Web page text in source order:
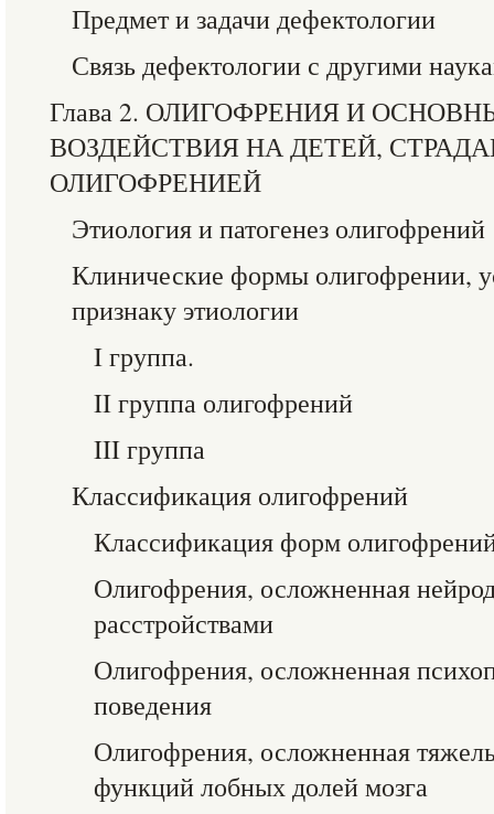
Предмет и задачи дефектологии
Связь дефектологии с другими
Глава 2. ОЛИГОФРЕНИЯ И
ВОЗДЕЙСТВИЯ НА ДЕТЕЙ,
ОЛИГОФРЕНИЕЙ
Этиология и патогенез олигофрений
Клинические формы олигофрении,
признаку этиологии
I группа.
II группа олигофрений
III группа
Классификация олигофрений
Классификация форм
Олигофрения, осложненная
расстройствами
Олигофрения, осложненная
поведения
Олигофрения, осложненная
функций лобных долей мозга